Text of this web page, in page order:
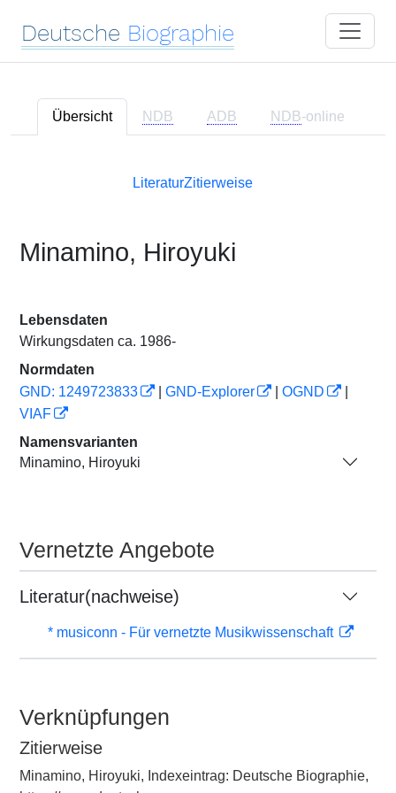
Deutsche Biographie
Übersicht NDB ADB NDB-online
LiteraturZitierweise
Minamino, Hiroyuki
Lebensdaten
Wirkungsdaten ca. 1986-
Normdaten
GND: 1249723833
GND-Explorer OGND
VIAF
Namensvarianten
Minamino, Hiroyuki
Vernetzte Angebote
Literatur(nachweise)
* musiconn - Für vernetzte Musikwissenschaft
Verknüpfungen
Zitierweise
Minamino, Hiroyuki, Indexeintrag: Deutsche Biographie,